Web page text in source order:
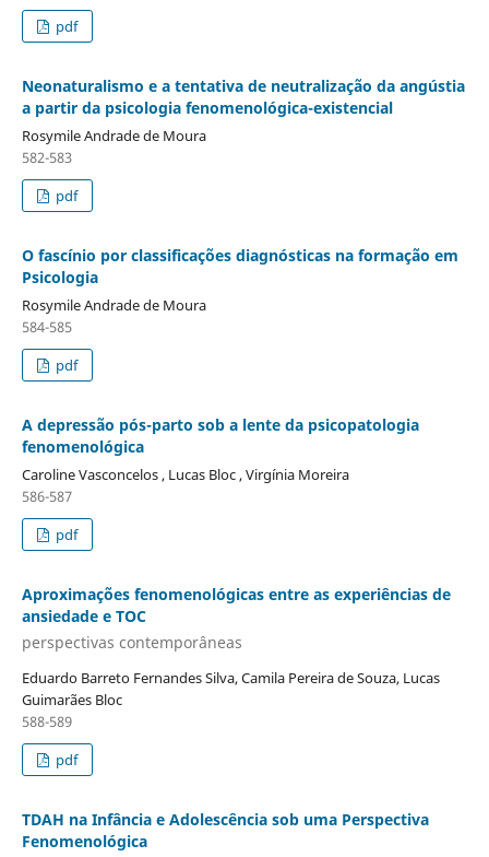
pdf
Neonaturalismo e a tentativa de neutralização da angústia
a partir da psicologia fenomenológica-existencial
Rosymile Andrade de Moura
582-583
pdf
O fascínio por classificações diagnósticas na formação em
Psicologia
Rosymile Andrade de Moura
584-585
pdf
A depressão pós-parto sob a lente da psicopatologia
fenomenológica
Caroline Vasconcelos , Lucas Bloc , Virgínia Moreira
586-587
pdf
Aproximações fenomenológicas entre as experiências de
ansiedade e TOC
perspectivas contemporâneas
Eduardo Barreto Fernandes Silva, Camila Pereira de Souza, Lucas
Guimarães Bloc
588-589
pdf
TDAH na Infância e Adolescência sob uma Perspectiva
Fenomenológica